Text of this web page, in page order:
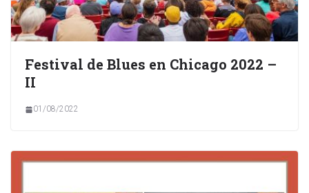
Festival de Blues en Chicago 2022 –
II
01/08/2022